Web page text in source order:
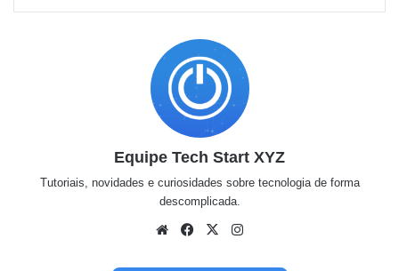
Equipe Tech Start XYZ
Tutoriais, novidades e curiosidades sobre tecnologia de forma
descomplicada.
WebsiteFacebook
X